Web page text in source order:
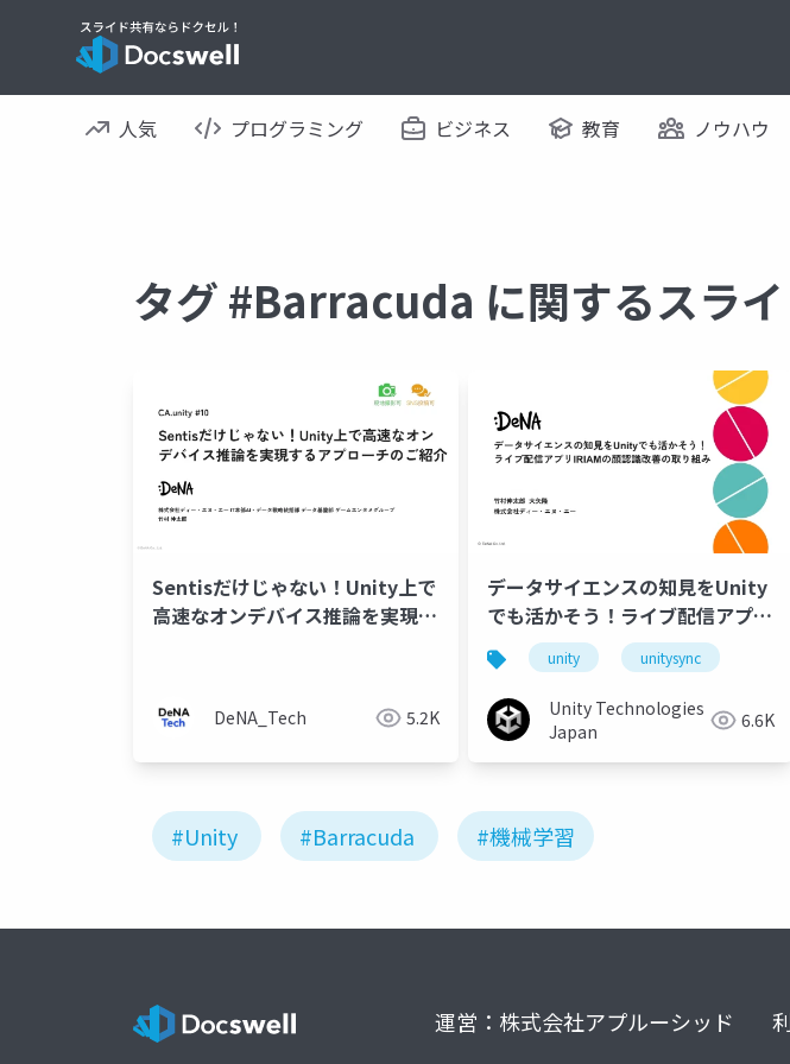
人気 プログラミング ビジネス 教育 ノウハウ
タグ #Barracuda に関するスラ
Sentisだけじゃない！Unity上で
高速なオンデバイス推論を実現す
DeNA_Tech 5.2K
データサイエンスの知見をUnity
でも活かそう！ライブ配信アプリ
IRIAMの顔認識改善の取り組み
unity unitysync
Unity Technologies
Japan
6.6K
#Unity #Barracuda #機械学習
運営：株式会社アプルーシッド